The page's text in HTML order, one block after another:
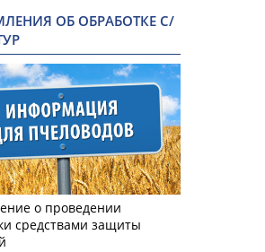
ОБ ОБРАБОТКЕ С/
о проведении
средствами защиты